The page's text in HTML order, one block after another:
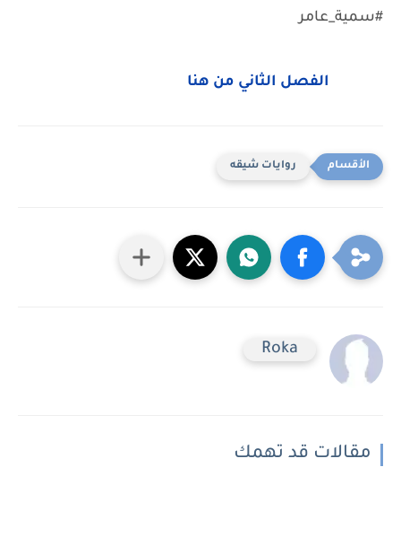
#سمية_عامر
الفصل الثاني من هنا
روايات شيقه
Roka
مقالات قد تهمك